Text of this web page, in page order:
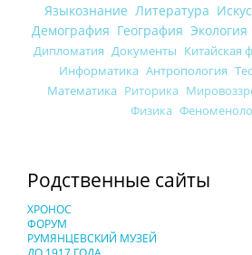
Языкознание Литература
Демография География Экология
Дипломатия Документы Китайская
Информатика Антропология
Математика Риторика
Физика
Родственные сайты
ХРОНОС
ФОРУМ
РУМЯНЦЕВСКИЙ МУЗЕЙ